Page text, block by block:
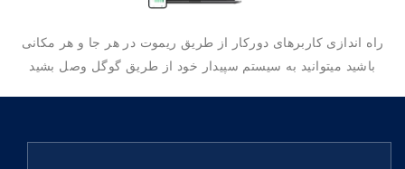
راه اندازی کاربرهای دورکار از طریق ریموت در هر جا و هر مکانی
باشید میتوانید به سیستم سپیدار خود از طریق گوگل وصل بشید